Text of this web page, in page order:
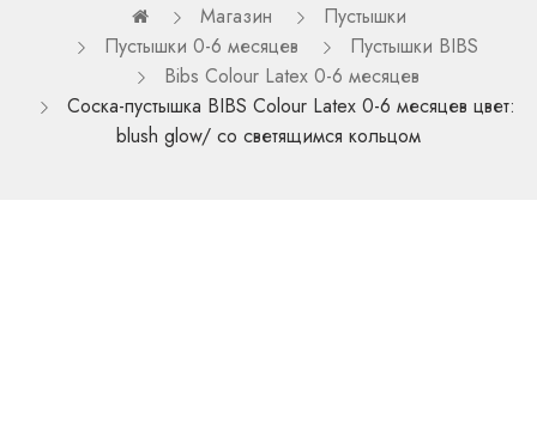
Магазин
Пустышки
Пустышки 0-6 месяцев
Пустышки BIBS
Bibs Colour Latex 0-6 месяцев
Cоска-пустышка BIBS Colour Latex 0-6 месяцев цвет:
blush glow/ со светящимся кольцом